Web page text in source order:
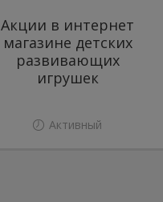
Акции в интернет
магазине детских
развивающих
игрушек
Активный